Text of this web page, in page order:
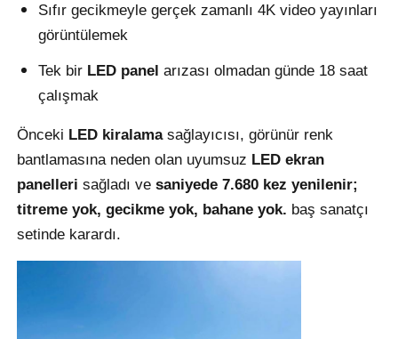
Bir İndirim İste
LED Video Duvar Ekranı
LED ekran ekranı
konser led ekranı
Sıfır gecikmeyle gerçek zamanlı 4K video yayınları
görüntülemek
Tek bir LED panel arızası olmadan günde 18 saat
çalışmak
Önceki LED kiralamasağlayıcısı, görünür renk
bantlamasına neden olan uyumsuz LED ekran
panelleri sağladı vesaniyede 7.680 kez yenilenir;
titreme yok, gecikme yok, bahane yok. baş sanatçı
setinde karardı.